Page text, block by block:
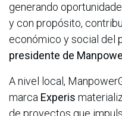
generando
y con propósito,
económico y social del
presidente de
A nivel local,
marca Experis